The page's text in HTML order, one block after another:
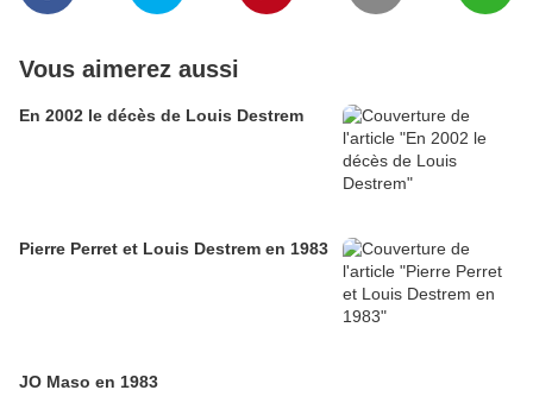
Vous aimerez aussi
En 2002 le décès de Louis Destrem
Pierre Perret et Louis Destrem en 1983
JO Maso en 1983